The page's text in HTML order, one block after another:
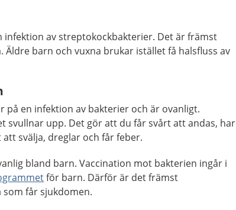
infektion av streptokockbakterier. Det är främst
Äldre barn och vuxna brukar istället få halsfluss av
en infektion av bakterier och är ovanligt.
svullnar upp. Det gör att du får svårt att andas, har
svälja, dreglar och får feber.
bland barn. Vaccination mot bakterien ingår i
för barn. Därför är det främst
som får sjukdomen.